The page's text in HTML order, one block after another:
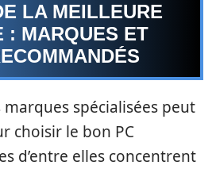
LA MEILLEURE
: MARQUES ET
marques spécialisées peut
choisir le bon PC
d’entre elles concentrent